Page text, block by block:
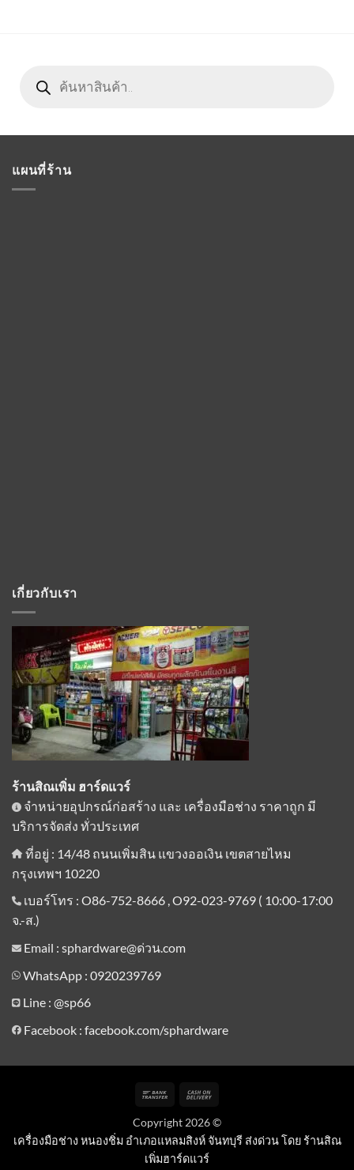
search
แผนที่ร้าน
เกี่ยวกับเรา
ร้านสิณเพิ่ม ฮาร์ดแวร์
จำหน่ายอุปกรณ์ก่อสร้าง และ เครื่องมือช่าง ราคาถูก มี
บริการจัดส่ง ทั่วประเทศ
ที่อยู่ : 14/48 ถนนเพิ่มสิน แขวงออเงิน เขตสายไหม
กรุงเทพฯ 10220
เบอร์โทร : O86-752-8666 , O92-023-9769 ( 10:00-17:00
จ.-ส.)
Email : sphardware@ด่วน.com
WhatsApp : 0920239769
Line : @sp66
Facebook : facebook.com/sphardware
Bank
Delivery
Copyright 2026 ©
เครื่องมือช่าง หนองชิ่ม อำเภอแหลมสิงห์ จันทบุรี ส่งด่วน โดย ร้านสิณ
เพิ่มฮาร์ดแวร์